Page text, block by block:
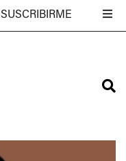
SUSCRIBIRME